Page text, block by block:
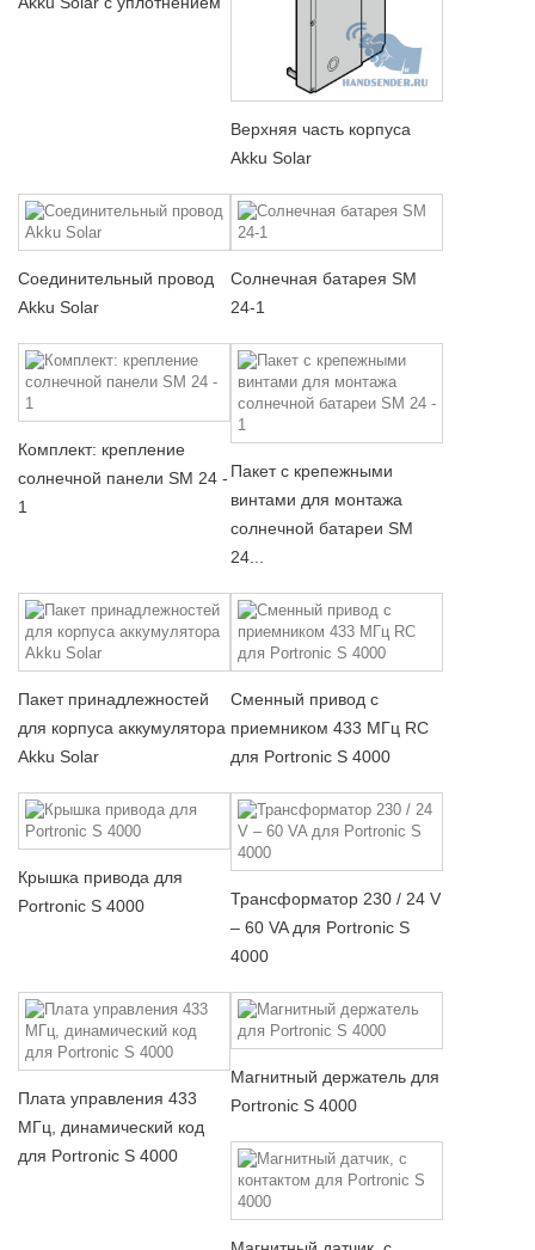
Верхняя часть корпуса
Akku Solar
Соединительный провод
Akku Solar
Солнечная батарея SM
24-1
Комплект: крепление
солнечной панели SM 24 -
1
Пакет с крепежными
винтами для монтажа
солнечной батареи SM
24...
Пакет принадлежностей
для корпуса аккумулятора
Akku Solar
Сменный привод с
приемником 433 МГц RC
для Portronic S 4000
Крышка привода для
Portronic S 4000
Трансформатор 230 / 24 V
– 60 VA для Portronic S
4000
Плата управления 433
МГц, динамический код
для Portronic S 4000
Магнитный держатель для
Portronic S 4000